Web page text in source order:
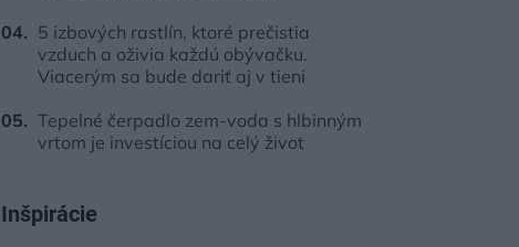
5 izbových rastlín, ktoré prečistia
vzduch a oživia každú obývačku.
Viacerým sa bude dariť aj v tieni
Tepelné čerpadlo zem-voda s hlbinným
vrtom je investíciou na celý život
Inšpirácie